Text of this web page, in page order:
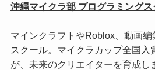
沖縄マイクラ部 プログラミング
マインクラフトやRoblox、動画
スクール。マイクラカップ全国入
が、未来のクリエイターを育成し